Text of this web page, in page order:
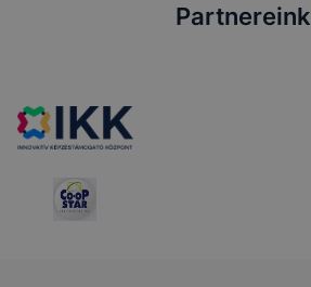
Partnereink